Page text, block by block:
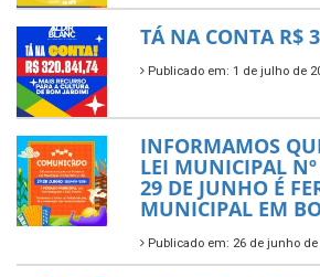
TÁ NA CONTA R$
Publicado em: 1 de julho de
INFORMAMOS
LEI MUNICIPAL
29 DE JUNHO É
MUNICIPAL EM
Publicado em: 26 de junho de